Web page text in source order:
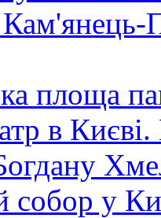
площа
в
собор у